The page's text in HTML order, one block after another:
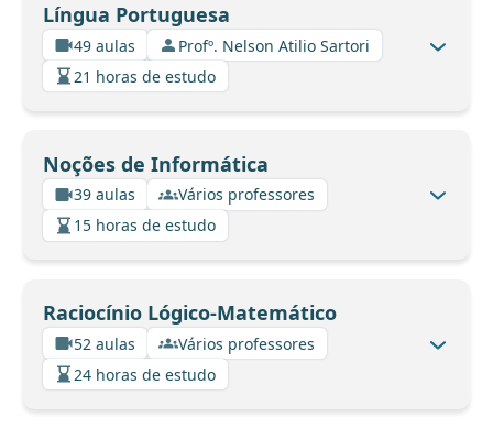
Língua Portuguesa
49 aulas
Profº. Nelson Atilio Sartori
21 horas de estudo
Noções de Informática
39 aulas
Vários professores
15 horas de estudo
Raciocínio Lógico-Matemático
52 aulas
Vários professores
24 horas de estudo